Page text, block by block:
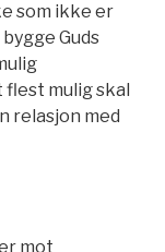
som ikke er
Guds
mulig skal
relasjon med
mot